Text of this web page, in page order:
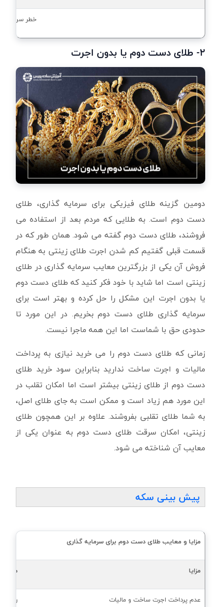
خطر سرقت
۲- طلای دست دوم یا بدون اجرت
دومین گزینه طلای فیزیکی برای سرمایه گذاری، طلای
دست دوم است. به طلایی که مردم بعد از استفاده می
فروشند، طلای دست دوم گفته می شود. همان طور که در
قسمت قبلی گفتیم کم شدن اجرت طلای زینتی به هنگام
فروش آن یکی از بزرگترین معایب سرمایه گذاری در طلای
زینتی است اما شاید با خود فکر کنید که طلای دست دوم
یا بدون اجرت این مشکل را حل کرده و بهتر است برای
سرمایه گذاری طلای دست دوم بخریم. در این مورد تا
حدودی حق با شماست اما این همه ماجرا نیست.
زمانی که طلای دست دوم را می خرید نیازی به پرداخت
مالیات و اجرت ساخت ندارید بنابراین سود خرید طلای
دست دوم از طلای زینتی بیشتر است اما امکان تقلب در
این مورد هم زیاد است و ممکن است به جای طلای اصل،
به شما طلای تقلبی بفروشند. علاوه بر این همچون طلای
زینتی، امکان سرقت طلای دست دوم به عنوان یکی از
معایب آن شناخته می شود.
پیش بینی سکه
مزایا و معایب طلای دست دوم برای سرمایه گذاری
مزایا
عدم پرداخت اجرت ساخت و مالیات ریسک